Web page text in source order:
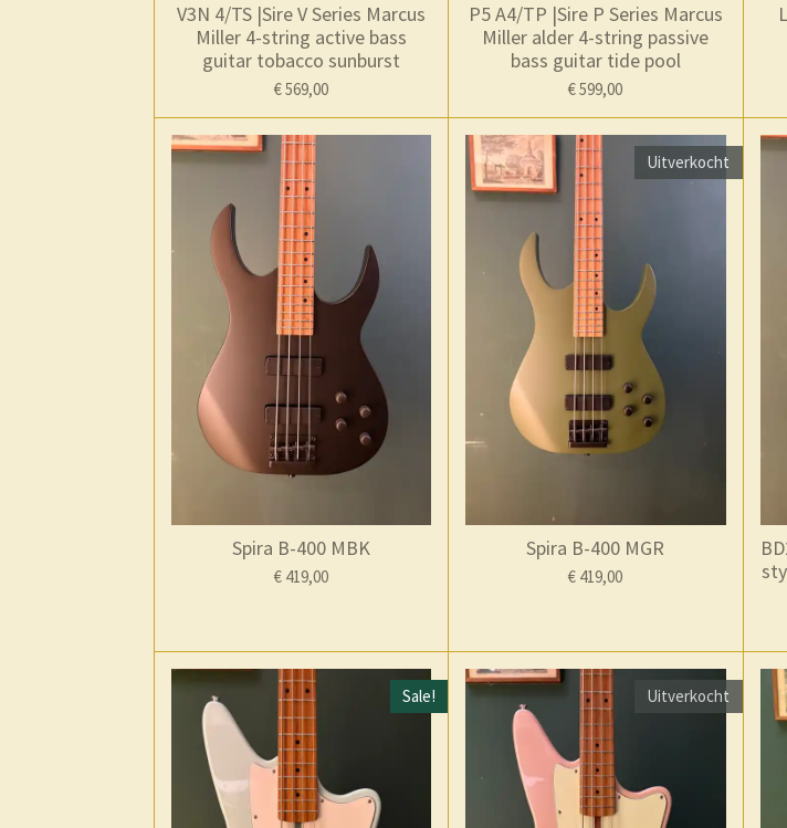
V3N 4/TS |Sire V Series Marcus
Miller 4-string active bass
guitar tobacco sunburst
€ 569,00
P5 A4/TP |Sire P Series Marcus
Miller alder 4-string passive
bass guitar tide pool
€ 599,00
Spira B-400 MBK
€ 419,00
Uitverkocht
Spira B-400 MGR
€ 419,00
Sale! Uitverkocht